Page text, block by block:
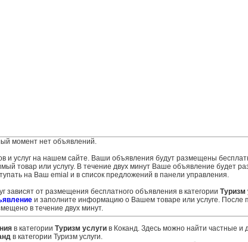
момент нет объявлений.
и услуг на нашем сайте. Ваши объявления будут размещены
товар или услугу. В течение двух минут Ваше объявление будет
на Ваш emial и в список предложений в панели управления.
зависят от размещения бесплатного объявления в категории Туризм
и заполните информацию о Вашем товаре или услуге. После
в течение двух минут.
в категории Туризм услугив Коканд. Здесь можно найти частные и
в категории Туризм услуги.